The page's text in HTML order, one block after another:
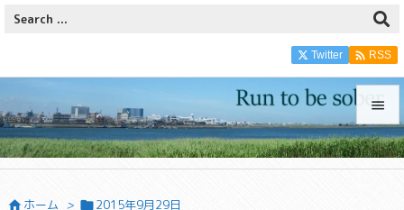


Twitter  RSS
 ホーム > 2015年9月29日